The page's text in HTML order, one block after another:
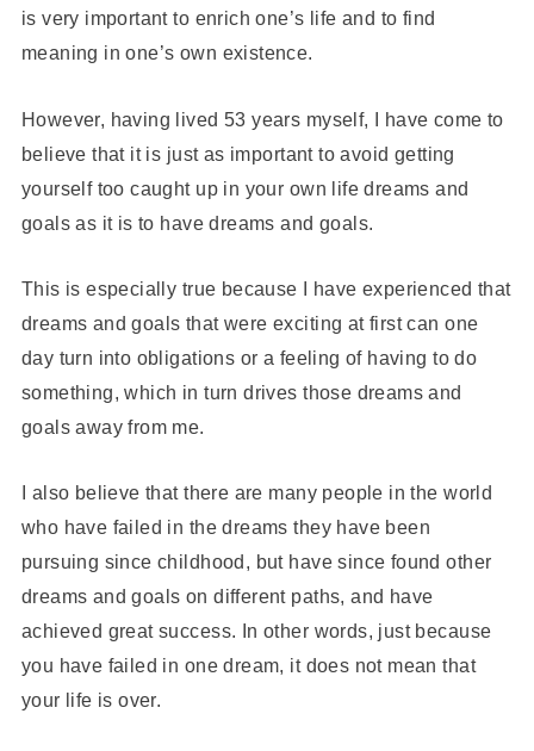
is very important to enrich one’s life and to find
meaning in one’s own existence.
However, having lived 53 years myself, I have come to
believe that it is just as important to avoid getting
yourself too caught up in your own life dreams and
goals as it is to have dreams and goals.
This is especially true because I have experienced that
dreams and goals that were exciting at first can one
day turn into obligations or a feeling of having to do
something, which in turn drives those dreams and
goals away from me.
I also believe that there are many people in the world
who have failed in the dreams they have been
pursuing since childhood, but have since found other
dreams and goals on different paths, and have
achieved great success. In other words, just because
you have failed in one dream, it does not mean that
your life is over.